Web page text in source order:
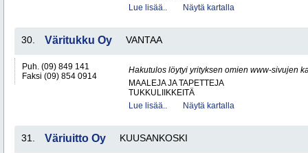
Lue lisää..
Näytä kartalla
30. Väritukku Oy VANTAA
Puh. (09) 849 141
Faksi (09) 854 0914
Hakutulos löytyi yrityksen omien www-sivujen
MAALEJA JA TAPETTEJA
TUKKULIIKKEITÄ
Lue lisää..
Näytä kartalla
31. Väriuitto Oy KUUSANKOSKI